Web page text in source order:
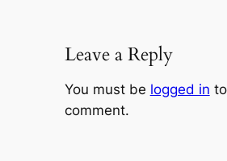
Leave a Reply
You must be logged in
comment.